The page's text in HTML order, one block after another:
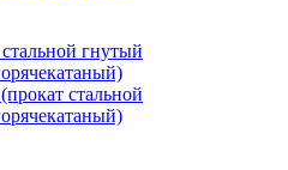
гнутый
стальной